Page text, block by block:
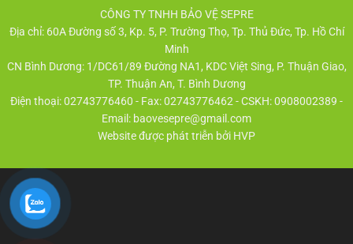
CÔNG TY TNHH BẢO VỆ SEPRE
Địa chỉ: 60A Đường số 3, Kp. 5, P. Trường Thọ, Tp. Thủ Đức, Tp. Hồ Chí
Minh
CN Bình Dương: 1/DC61/89 Đường NA1, KDC Việt Sing, P. Thuận Giao,
TP. Thuận An, T. Bình Dương
Điện thoại: 02743776460 - Fax: 02743776462 - CSKH: 0908002389 -
Email: baovesepre@gmail.com
Website được phát triễn bởi HVP